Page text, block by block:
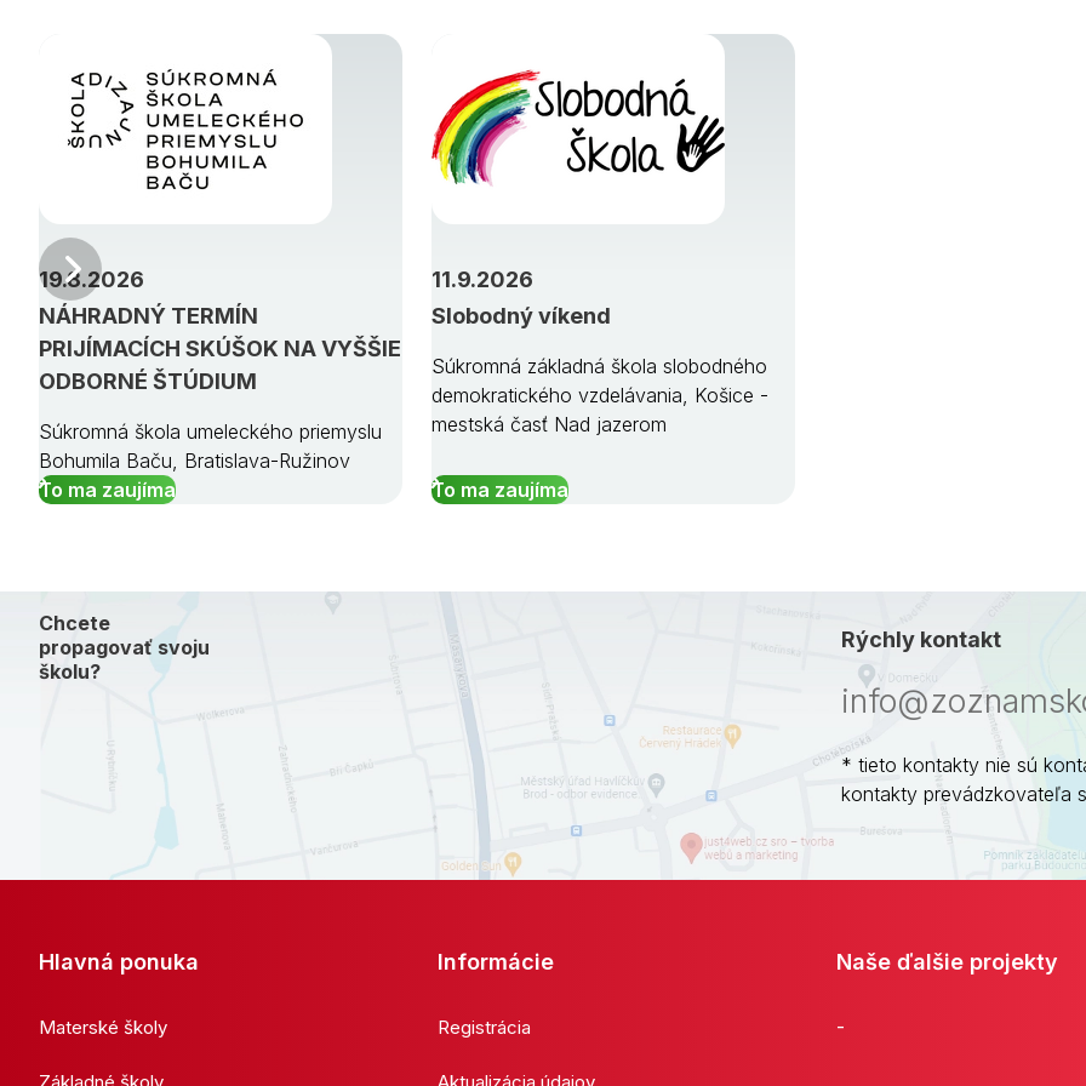
NÁHRADNÝ TERMÍN
PRIJÍMACÍCH SKÚŠOK NA VYŠŠIE
ODBORNÉ ŠTÚDIUM
19.8.2026
Súkromná škola umeleckého priemyslu
Bohumila Baču, Bratislava-Ružinov
To ma zaujíma
Slobodný víkend
11.9.2026
Súkromná základná škola slobodného
demokratického vzdelávania, Košice -
mestská časť Nad jazerom
To ma zaujíma
Predchádzajúci
Chcete
propagovať svoju
školu?
Rýchly kontakt
* tieto kontakty nie sú
kontakty prevádzkovateľa
Hlavná ponuka
Materské školy
Základné školy
Informácie
Registrácia
Aktualizácia údajov
Naše ďalšie projekty
-